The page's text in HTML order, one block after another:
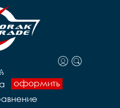
оформить